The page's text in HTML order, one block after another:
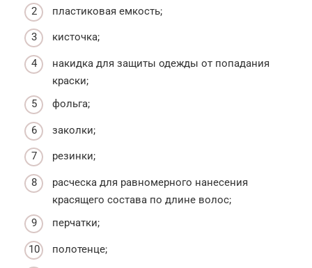
пластиковая емкость;
кисточка;
накидка для защиты одежды от попадания
краски;
фольга;
заколки;
резинки;
расческа для равномерного нанесения
красящего состава по длине волос;
перчатки;
полотенце;